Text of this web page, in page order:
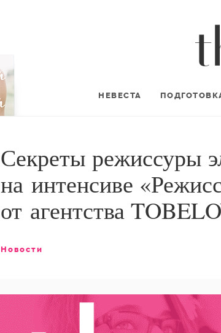
НЕВЕСТА
Секреты режиссуры
на интенсиве
от агентства
Новости